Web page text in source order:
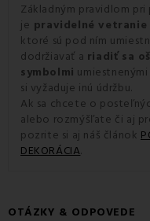
Základným pravidlom
je pravidelné vetranie
ktoré sú pod ním
dodržiavať a riadiť sa
symbolmi
si vyžaduje inú údržbu.
Ak sa chcete o
alebo rozmýšľate či aj
pozrite si aj náš článok
DEKORÁCIA.
OTÁZKY & ODPOVEDE